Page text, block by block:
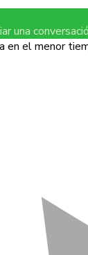
una
en el menor